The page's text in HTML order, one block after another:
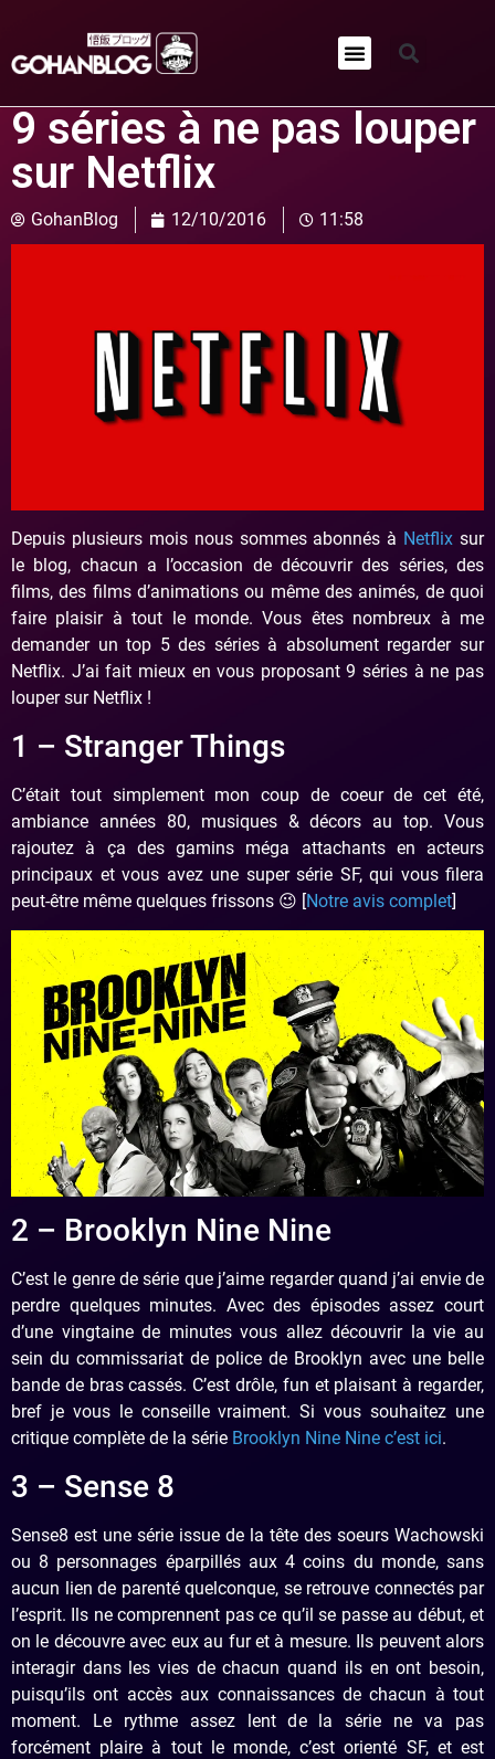
9 séries à ne pas louper
sur Netflix
GohanBlog 12/10/2016 11:58
Depuis plusieurs mois nous sommes abonnés à Netflix sur
le blog, chacun a l’occasion de découvrir des séries, des
films, des films d’animations ou même des animés, de quoi
faire plaisir à tout le monde. Vous êtes nombreux à me
demander un top 5 des séries à absolument regarder sur
Netflix. J’ai fait mieux en vous proposant 9 séries à ne pas
louper sur Netflix !
1 – Stranger Things
C’était tout simplement mon coup de coeur de cet été,
ambiance années 80, musiques & décors au top. Vous
rajoutez à ça des gamins méga attachants en acteurs
principaux et vous avez une super série SF, qui vous filera
peut-être même quelques frissons 😉 [Notre avis complet]
2 – Brooklyn Nine Nine
C’est le genre de série que j’aime regarder quand j’ai envie de
perdre quelques minutes. Avec des épisodes assez court
d’une vingtaine de minutes vous allez découvrir la vie au
sein du commissariat de police de Brooklyn avec une belle
bande de bras cassés. C’est drôle, fun et plaisant à regarder,
bref je vous le conseille vraiment. Si vous souhaitez une
critique complète de la série Brooklyn Nine Nine c’est ici.
3 – Sense 8
Sense8 est une série issue de la tête des soeurs Wachowski
ou 8 personnages éparpillés aux 4 coins du monde, sans
aucun lien de parenté quelconque, se retrouve connectés par
l’esprit. Ils ne comprennent pas ce qu’il se passe au début, et
on le découvre avec eux au fur et à mesure. Ils peuvent alors
interagir dans les vies de chacun quand ils en ont besoin,
puisqu’ils ont accès aux connaissances de chacun à tout
moment. Le rythme assez lent de la série ne va pas
forcément plaire à tout le monde, c’est orienté SF, et est